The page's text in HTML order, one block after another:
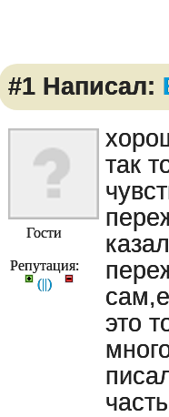
#1 Написал:
Гости
Репутация:
(||)
так
это